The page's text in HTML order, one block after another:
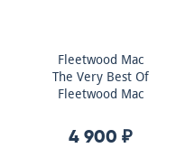
Fleetwood Mac
The Very Best Of
Fleetwood Mac
4 900 ₽